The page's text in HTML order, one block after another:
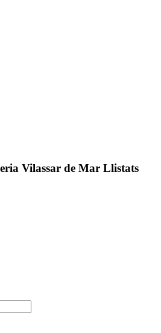
Vilassar de Mar Llistats